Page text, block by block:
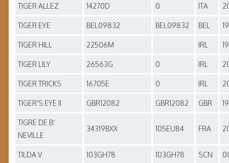
TIGER ALLEZ 14270D 0 ITA
TIGER EYE BEL09832 BEL09832 BEL
TIGER HILL 22506M IRL
TIGER LILY 26563G 0 IRL
TIGER TRICKS 16705E 0 IRL
TIGER'S EYE II GBR12082 GBR12082 GBR
TIGRE DE B'
NEVILLE
34319BXX 105EU84 FRA
TILDA V 103GH78 103GH78 SCN